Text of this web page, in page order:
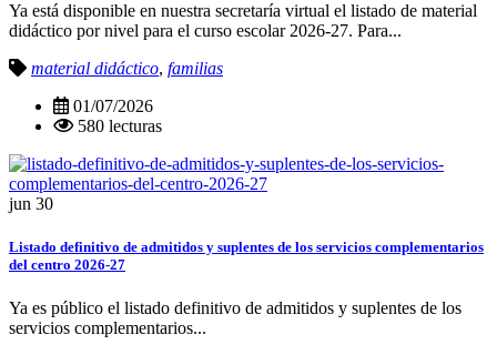
Ya está disponible en nuestra secretaría virtual el listado de material
didáctico por nivel para el curso escolar 2026-27. Para...
material didáctico, familias
01/07/2026
580 lecturas
jun 30
Listado definitivo de admitidos y suplentes de los servicios complementarios
del centro 2026-27
Ya es público el listado definitivo de admitidos y suplentes de los
servicios complementarios...